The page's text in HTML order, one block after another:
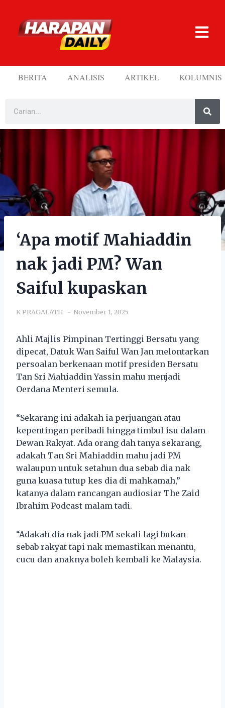
BERITA ANALISIS ARTIKEL KOLUMNIS
‘Apa motif Mahiaddin
nak jadi PM? Wan
Saiful kupaskan
K PRAGALATH November 1, 2025
Ahli Majlis Pimpinan Tertinggi Bersatu yang
dipecat, Datuk Wan Saiful Wan Jan melontarkan
persoalan berkenaan motif presiden Bersatu
Tan Sri Mahiaddin Yassin mahu menjadi
Oerdana Menteri semula.
“Sekarang ini adakah ia perjuangan atau
kepentingan peribadi hingga timbul isu dalam
Dewan Rakyat. Ada orang dah tanya sekarang,
adakah Tan Sri Mahiaddin mahu jadi PM
walaupun untuk setahun dua sebab dia nak
guna kuasa tutup kes dia di mahkamah,”
katanya dalam rancangan audiosiar The Zaid
Ibrahim Podcast malam tadi.
“Adakah dia nak jadi PM sekali lagi bukan
sebab rakyat tapi nak memastikan menantu,
cucu dan anaknya boleh kembali ke Malaysia.